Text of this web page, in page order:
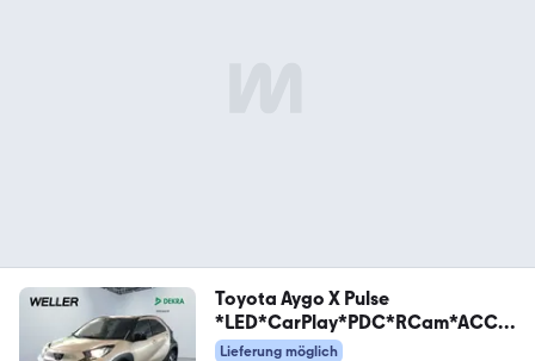
Toyota Aygo X Pulse
*LED*CarPlay*PDC*RCam*ACC*
SmartKey*
Lieferung möglich